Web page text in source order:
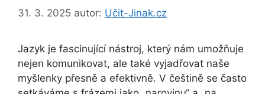
31. 3. 2025 autor: Učit-Jinak.cz
Jazyk je fascinující nástroj, který nám umožňuje
nejen komunikovat, ale také vyjadřovat naše
myšlenky přesně a efektivně. V češtině se často